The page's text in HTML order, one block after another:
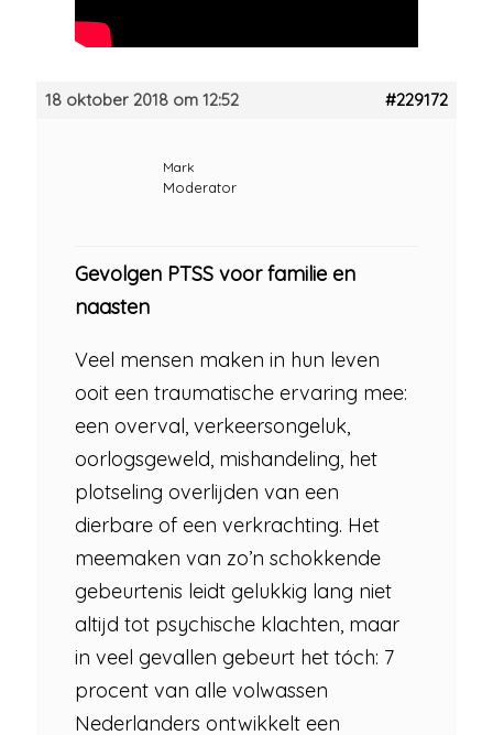
18 oktober 2018 om 12:52 #229172
Mark
Moderator
Gevolgen PTSS voor familie en
naasten
Veel mensen maken in hun leven
ooit een traumatische ervaring mee:
een overval, verkeersongeluk,
oorlogsgeweld, mishandeling, het
plotseling overlijden van een
dierbare of een verkrachting. Het
meemaken van zo’n schokkende
gebeurtenis leidt gelukkig lang niet
altijd tot psychische klachten, maar
in veel gevallen gebeurt het tóch: 7
procent van alle volwassen
Nederlanders ontwikkelt een